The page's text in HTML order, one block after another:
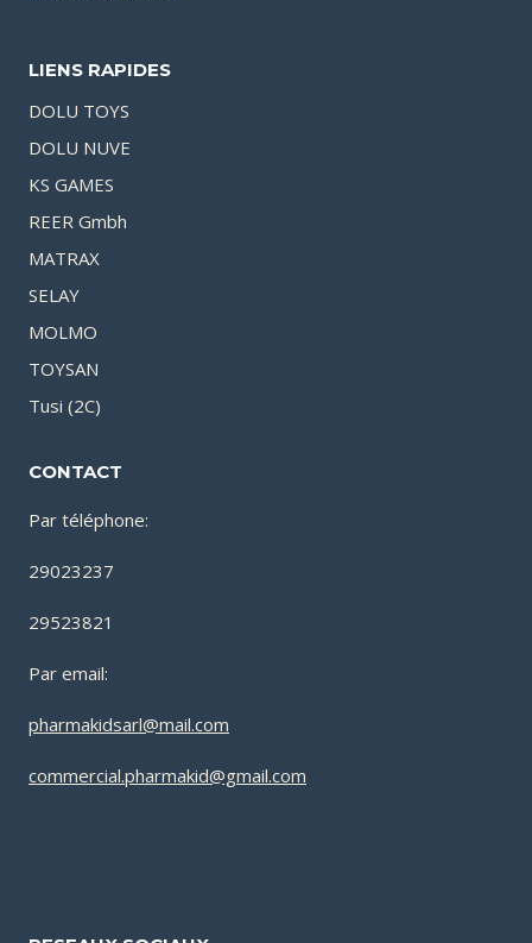
LIENS RAPIDES
DOLU TOYS
DOLU NUVE
KS GAMES
REER Gmbh
MATRAX
SELAY
MOLMO
TOYSAN
Tusi (2C)
CONTACT
Par téléphone:
29023237
29523821
Par email:
pharmakidsarl@mail.com
commercial.pharmakid@gmail.com